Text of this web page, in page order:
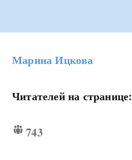
Марина Ицкова
Читателей на странице:
743